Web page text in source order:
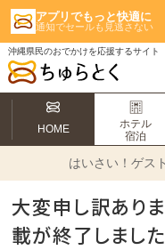
アプリでもっと快適に
通知でセールも見逃さない
沖縄県民のおでかけを応援するサイト
HOME
ホテル
宿泊
はいさい！ ゲス
大変申し訳あり
載が終了しました